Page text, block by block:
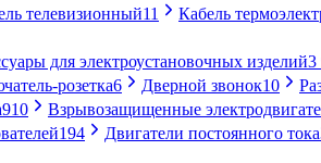
телевизионный11 Кабель
для электроустановочных изделий3
розетка6 Дверной звонок10
910 Взрывозащищенные
194 Двигатели постоянного тока